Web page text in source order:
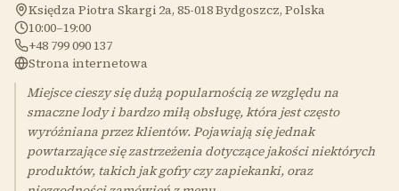
Księdza Piotra Skargi 2a, 85-018 Bydgoszcz, Polska
10:00–19:00
+48 799 090 137
Strona internetowa
Miejsce cieszy się dużą popularnością ze względu na
smaczne lody i bardzo miłą obsługę, która jest często
wyróżniana przez klientów. Pojawiają się jednak
powtarzające się zastrzeżenia dotyczące jakości niektórych
produktów, takich jak gofry czy zapiekanki, oraz